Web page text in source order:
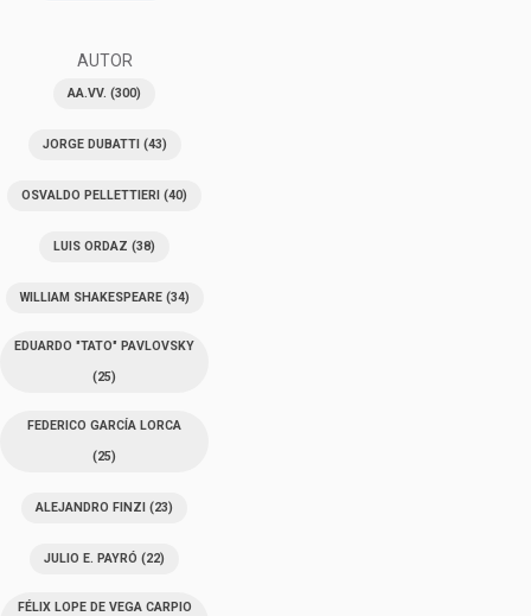
AUTOR
AA.VV. (300)
JORGE DUBATTI(43)
OSVALDO PELLETTIERI (40)
LUIS ORDAZ (38)
WILLIAM SHAKESPEARE(34)
EDUARDO "TATO" PAVLOVSKY
(25)
FEDERICO GARCÍA LORCA
(25)
ALEJANDRO FINZI (23)
JULIO E. PAYRÓ (22)
FÉLIX LOPE DE VEGA CARPIO